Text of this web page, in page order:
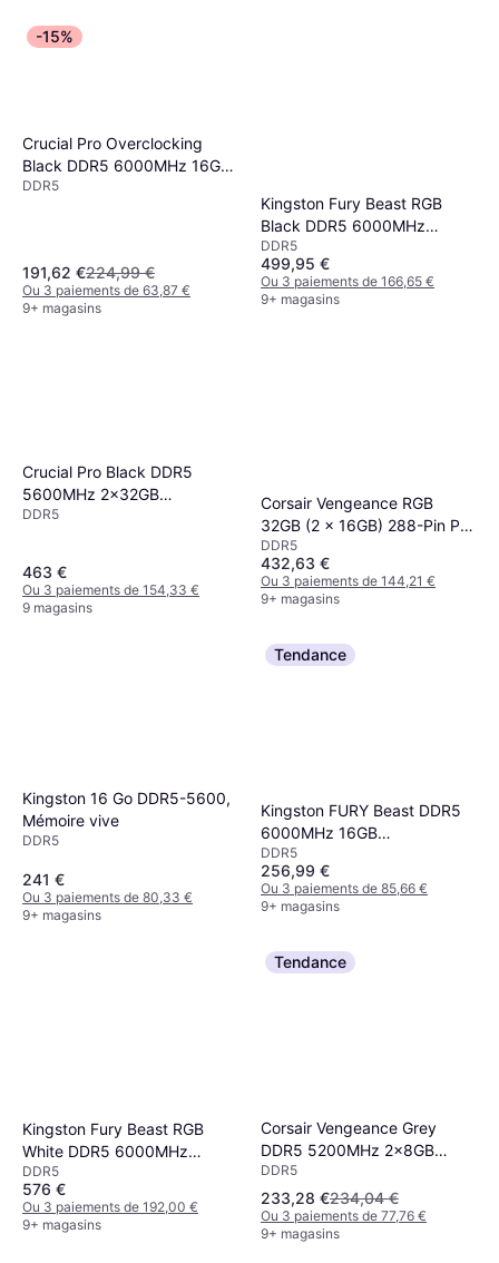
-15%
Crucial Pro Overclocking
Black DDR5 6000MHz 16GB
ECC (CP16G60C36U5B)
DDR5
191,62 €224,99 €
Ou 3 paiements de 63,87 €
9+ magasins
Kingston Fury Beast RGB
Black DDR5 6000MHz
2x16GB ECC
(KF560C30BBEAK2-32)
DDR5
499,95 €
Ou 3 paiements de 166,65 €
9+ magasins
Crucial Pro Black DDR5
5600MHz 2x32GB
(CP2K32G56C46U5)
DDR5
463 €
Ou 3 paiements de 154,33 €
9 magasins
Corsair Vengeance RGB
32GB (2 x 16GB) 288-Pin PC
RAM DDR5 6000 (PC5
48000) Desktop Memory
Model
DDR5
432,63 €
Ou 3 paiements de 144,21 €
9+ magasins
Kingston 16 Go DDR5-5600,
Mémoire vive
DDR5
241 €
Ou 3 paiements de 80,33 €
9+ magasins
Tendance
Kingston FURY Beast DDR5
6000MHz 16GB
(KF560C36BBE2-16)
DDR5
256,99 €
Ou 3 paiements de 85,66 €
9+ magasins
Kingston Fury Beast RGB
White DDR5 6000MHz
2x16GB ECC
(KF560C30BWEAK2-32)
DDR5
576 €
Ou 3 paiements de 192,00 €
9+ magasins
Tendance
Corsair Vengeance Grey
DDR5 5200MHz 2x8GB
(CMK16GX5M2B5200Z40)
DDR5
233,28 €234,04 €
Ou 3 paiements de 77,76 €
9+ magasins